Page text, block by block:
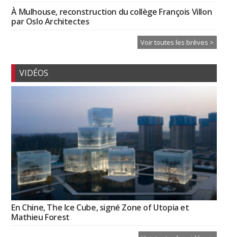
À Mulhouse, reconstruction du collège François Villon
par Oslo Architectes
Voir toutes les brèves >
VIDÉOS
En Chine, The Ice Cube, signé Zone of Utopia et
Mathieu Forest